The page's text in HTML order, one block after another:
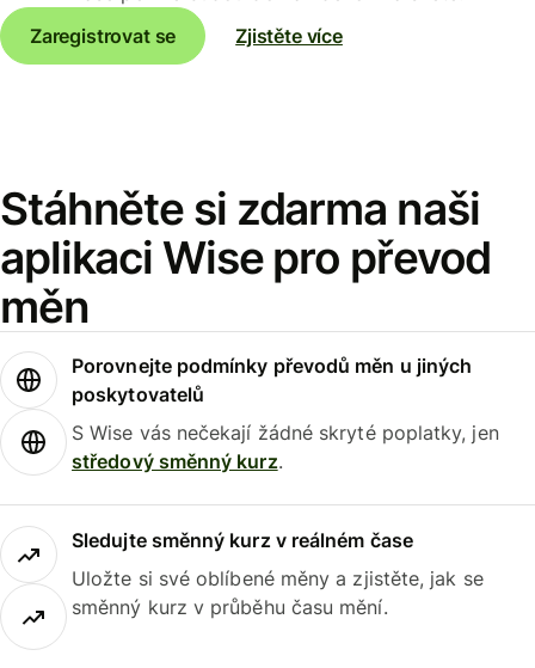
Zaregistrovat se
Zjistěte více
Stáhněte si zdarma naši
aplikaci Wise pro převod
měn
Porovnejte podmínky převodů měn u jiných
poskytovatelů
S Wise vás nečekají žádné skryté poplatky, jen
středový směnný kurz.
Sledujte směnný kurz v reálném čase
Uložte si své oblíbené měny a zjistěte, jak se
směnný kurz v průběhu času mění.